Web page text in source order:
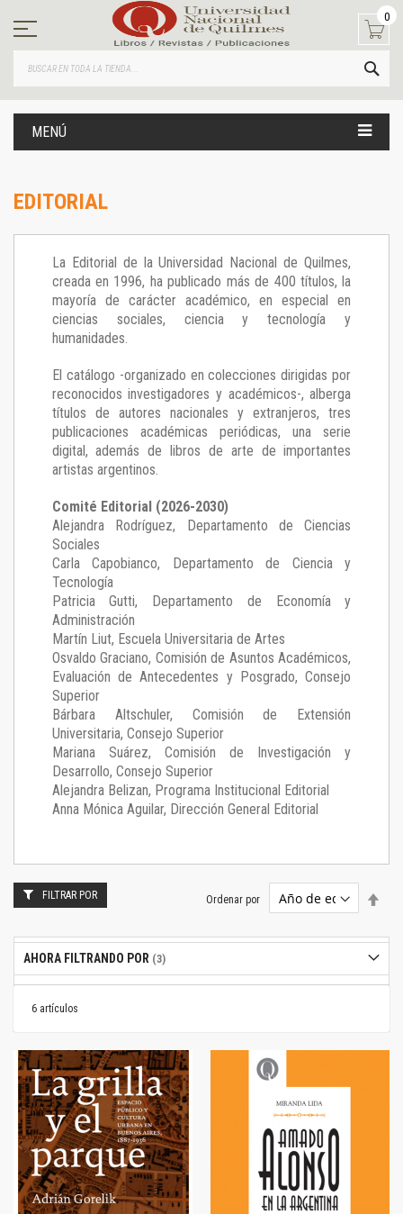
contenido
0
MENÚ
EDITORIAL
La Editorial de la Universidad Nacional de Quilmes,
creada en 1996, ha publicado más de 400 títulos, la
mayoría de carácter académico, en especial en
ciencias sociales, ciencia y tecnología y
humanidades.
El catálogo -organizado en colecciones dirigidas por
reconocidos investigadores y académicos-, alberga
títulos de autores nacionales y extranjeros, tres
publicaciones académicas periódicas, una serie
digital, además de libros de arte de importantes
artistas argentinos.
Comité Editorial (2026-2030)
Alejandra Rodríguez, Departamento de Ciencias
Sociales
Carla Capobianco, Departamento de Ciencia y
Tecnología
Patricia Gutti, Departamento de Economía y
Administración
Martín Liut, Escuela Universitaria de Artes
Osvaldo Graciano, Comisión de Asuntos Académicos,
Evaluación de Antecedentes y Posgrado, Consejo
Superior
Bárbara Altschuler, Comisión de Extensión
Universitaria, Consejo Superior
Mariana Suárez, Comisión de Investigación y
Desarrollo, Consejo Superior
Alejandra Belizan, Programa Institucional Editorial
Anna Mónica Aguilar, Dirección General Editorial
6 artículos
Ordenar por
FILTRAR POR
AHORA FILTRANDO POR